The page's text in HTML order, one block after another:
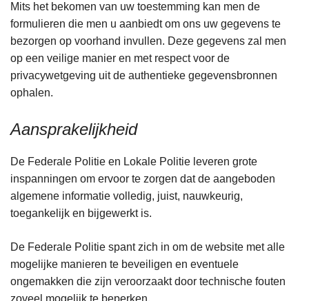
Mits het bekomen van uw toestemming kan men de
formulieren die men u aanbiedt om ons uw gegevens te
bezorgen op voorhand invullen. Deze gegevens zal men
op een veilige manier en met respect voor de
privacywetgeving uit de authentieke gegevensbronnen
ophalen.
Aansprakelijkheid
De Federale Politie en Lokale Politie leveren grote
inspanningen om ervoor te zorgen dat de aangeboden
algemene informatie volledig, juist, nauwkeurig,
toegankelijk en bijgewerkt is.
De Federale Politie spant zich in om de website met alle
mogelijke manieren te beveiligen en eventuele
ongemakken die zijn veroorzaakt door technische fouten